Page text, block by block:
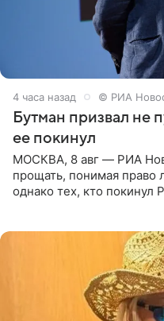
4 часа назад © РИА
Бутман призвал не
ее покинул
МОСКВА, 8 авг — РИА
прощать, понимая право
однако тех, кто покинул